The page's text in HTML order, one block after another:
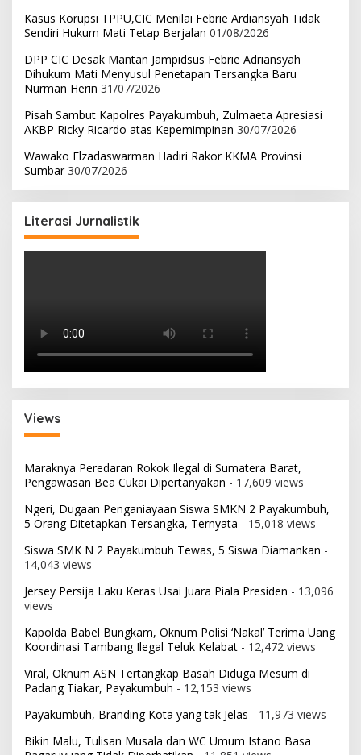
Kasus Korupsi TPPU,CIC Menilai Febrie Ardiansyah Tidak
Sendiri Hukum Mati Tetap Berjalan 01/08/2026
DPP CIC Desak Mantan Jampidsus Febrie Adriansyah
Dihukum Mati Menyusul Penetapan Tersangka Baru
Nurman Herin 31/07/2026
Pisah Sambut Kapolres Payakumbuh, Zulmaeta Apresiasi
AKBP Ricky Ricardo atas Kepemimpinan 30/07/2026
Wawako Elzadaswarman Hadiri Rakor KKMA Provinsi
Sumbar 30/07/2026
Literasi Jurnalistik
Views
Maraknya Peredaran Rokok Ilegal di Sumatera Barat,
Pengawasan Bea Cukai Dipertanyakan - 17,609 views
Ngeri, Dugaan Penganiayaan Siswa SMKN 2 Payakumbuh,
5 Orang Ditetapkan Tersangka, Ternyata - 15,018 views
Siswa SMK N 2 Payakumbuh Tewas, 5 Siswa Diamankan -
14,043 views
Jersey Persija Laku Keras Usai Juara Piala Presiden - 13,096
views
Kapolda Babel Bungkam, Oknum Polisi ‘Nakal’ Terima Uang
Koordinasi Tambang Ilegal Teluk Kelabat - 12,472 views
Viral, Oknum ASN Tertangkap Basah Diduga Mesum di
Padang Tiakar, Payakumbuh - 12,153 views
Payakumbuh, Branding Kota yang tak Jelas - 11,973 views
Bikin Malu, Tulisan Musala dan WC Umum Istano Basa